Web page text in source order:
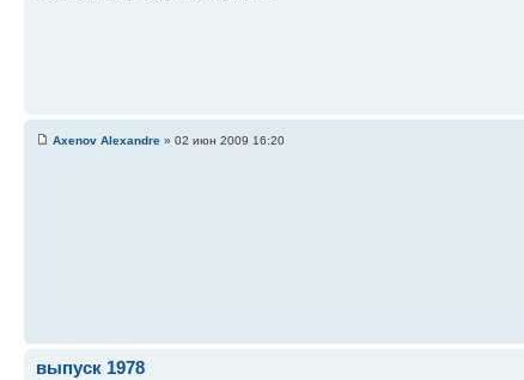
Axenov Alexandre » 02 июн 2009 16:20
выпуск 1978